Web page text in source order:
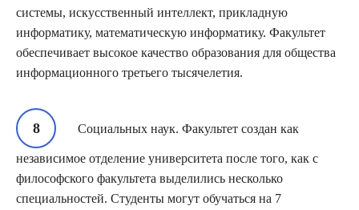
системы, искусственный интеллект, прикладную
информатику, математическую информатику. Факультет
обеспечивает высокое качество образования для общества
информационного третьего тысячелетия.
Социальных наук. Факультет создан как
независимое отделение университета после того, как с
философского факультета выделились несколько
специальностей. Студенты могут обучаться на 7